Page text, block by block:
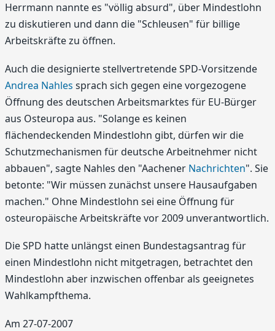
Herrmann nannte es "völlig absurd", über Mindestlohn
zu diskutieren und dann die "Schleusen" für billige
Arbeitskräfte zu öffnen.
Auch die designierte stellvertretende SPD-Vorsitzende
Andrea Nahles sprach sich gegen eine vorgezogene
Öffnung des deutschen Arbeitsmarktes für EU-Bürger
aus Osteuropa aus. "Solange es keinen
flächendeckenden Mindestlohn gibt, dürfen wir die
Schutzmechanismen für deutsche Arbeitnehmer nicht
abbauen", sagte Nahles den "Aachener Nachrichten". Sie
betonte: "Wir müssen zunächst unsere Hausaufgaben
machen." Ohne Mindestlohn sei eine Öffnung für
osteuropäische Arbeitskräfte vor 2009 unverantwortlich.
Die SPD hatte unlängst einen Bundestagsantrag für
einen Mindestlohn nicht mitgetragen, betrachtet den
Mindestlohn aber inzwischen offenbar als geeignetes
Wahlkampfthema.
Am 27-07-2007